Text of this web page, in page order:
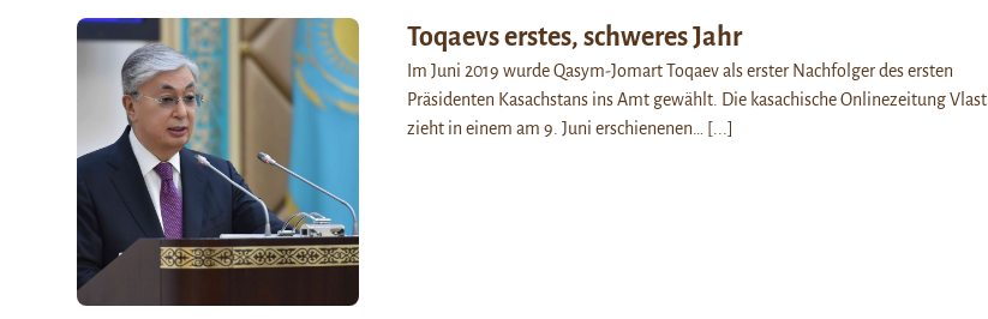
Toqaevs erstes, schweres Jahr
Im Juni 2019 wurde Qasym-Jomart Toqaev als erster Nachfolger des ersten
Präsidenten Kasachstans ins Amt gewählt. Die kasachische Onlinezeitung Vlast
zieht in einem am 9. Juni erschienenen…
[...]